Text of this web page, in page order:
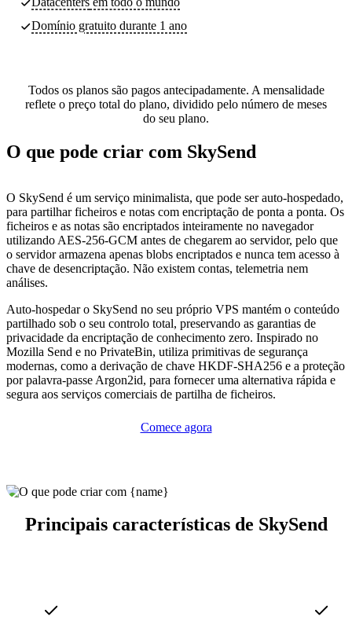
Domínio gratuito durante 1 ano
Todos os planos são pagos antecipadamente. A mensalidade
reflete o preço total do plano, dividido pelo número de meses
do seu plano.
O que pode criar com SkySend
O SkySend é um serviço minimalista, que pode ser auto-hospedado,
para partilhar ficheiros e notas com encriptação de ponta a ponta. Os
ficheiros e as notas são encriptados inteiramente no navegador
utilizando AES-256-GCM antes de chegarem ao servidor, pelo que
o servidor armazena apenas blobs encriptados e nunca tem acesso à
chave de desencriptação. Não existem contas, telemetria nem
análises.
Auto-hospedar o SkySend no seu próprio VPS mantém o conteúdo
partilhado sob o seu controlo total, preservando as garantias de
privacidade da encriptação de conhecimento zero. Inspirado no
Mozilla Send e no PrivateBin, utiliza primitivas de segurança
modernas, como a derivação de chave HKDF-SHA256 e a proteção
por palavra-passe Argon2id, para fornecer uma alternativa rápida e
segura aos serviços comerciais de partilha de ficheiros.
Comece agora
Principais características de SkySend